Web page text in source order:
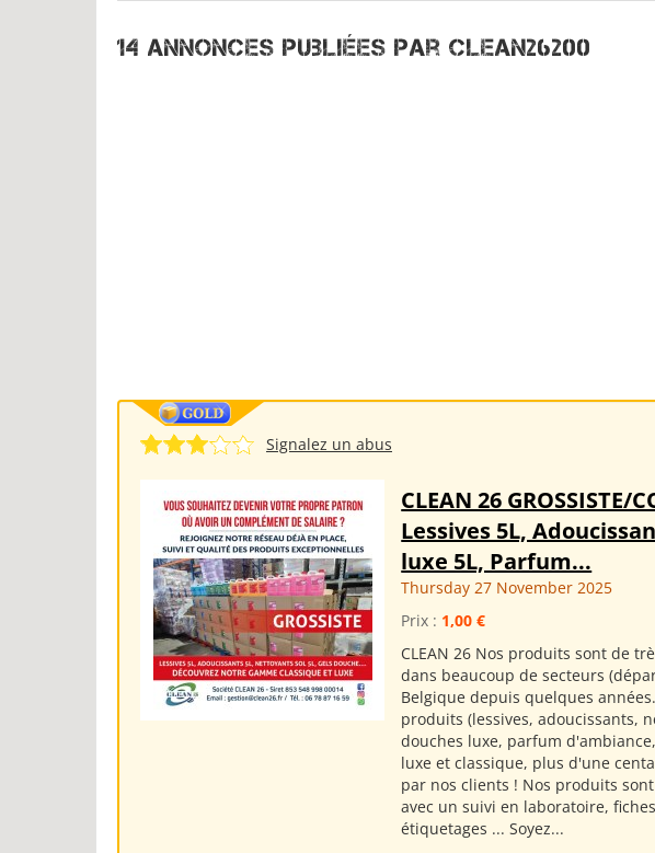
14 annonces publiées par Clean26200
Signalez un abus
CLEAN 26 GROSSISTE/
Lessives 5L,
luxe 5L, Parfum...
Thursday 27 November 2025
Prix : 1,00 €
CLEAN 26 Nos produits sont de
dans beaucoup de secteurs
Belgique depuis quelques
produits (lessives, adoucissants,
douches luxe, parfum
luxe et classique, plus d'une
par nos clients ! Nos produits
avec un suivi en laboratoire,
étiquetages ... Soyez...